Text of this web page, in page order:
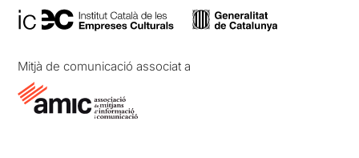
Mitjà de comunicació associat a